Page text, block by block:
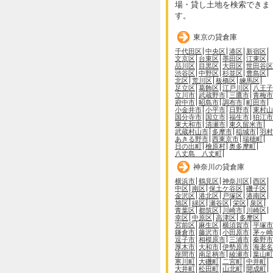
場・貸し土地を検索できま
す。
東京の貸倉庫
千代田区 中央区 港区 新宿区
文京区 台東区 墨田区 江東区
品川区 目黒区 大田区 世田谷区
渋谷区 中野区 杉並区 豊島区
北区 荒川区 板橋区 練馬区
足立区 葛飾区 江戸川区
八王
立川市 武蔵野市 三鷹市 青梅市
府中市 昭島市 調布市 町田市
小金井市 小平市 日野市 東村
国分寺市
国立市 福生市 狛江市
東大和市 清瀬市 東久留米市
武蔵村山市 多摩市 稲城市 羽
あきる野市 西東京市 瑞穂町
日の出町 檜原村 奥多摩町
八丈島 八丈町
神奈川の貸倉庫
横浜市 鶴見区 神奈川区 西区
中区 南区 保土ケ谷区 磯子区
金沢区 港北区 戸塚区 港南区
旭区 緑区 瀬谷区 栄区 泉区
青葉区 都筑区 川崎市
川崎区
幸区 中原区 高津区 多摩区
宮前区 麻生区 横須賀市 平塚市
鎌倉市 藤沢市 小田原市 茅ヶ
逗子市 相模原市 三浦市 秦野市
厚木市 大和市 伊勢原市 海老
座間市 南足柄市 綾瀬市 葉山町
寒川町 大磯町 二宮町 中井町
大井町 松田町 山北町 開成町